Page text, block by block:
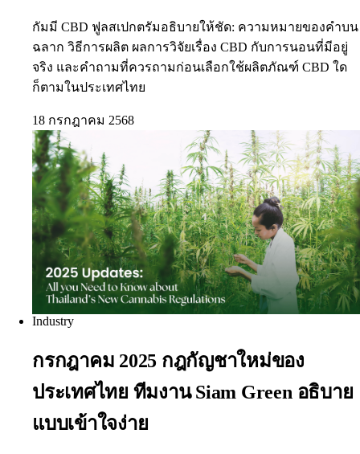
กัมมี CBD ฟูลสเปกตรัมอธิบายให้ชัด: ความหมายของคำบน
ฉลาก วิธีการผลิต ผลการวิจัยเรื่อง CBD กับการนอนที่มีอยู่
จริง และคำถามที่ควรถามก่อนเลือกใช้ผลิตภัณฑ์ CBD ใด
ก็ตามในประเทศไทย
18 กรกฎาคม 2568
Industry
กรกฎาคม 2025 กฎกัญชาใหม่ของ
ประเทศไทย ทีมงาน Siam Green อธิบาย
แบบเข้าใจง่าย